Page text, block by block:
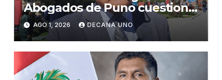
Abogados de Puno cuestiona
propuestas sobre seguridad
ciudadana
AGO 1, 2026 DECANA UNO